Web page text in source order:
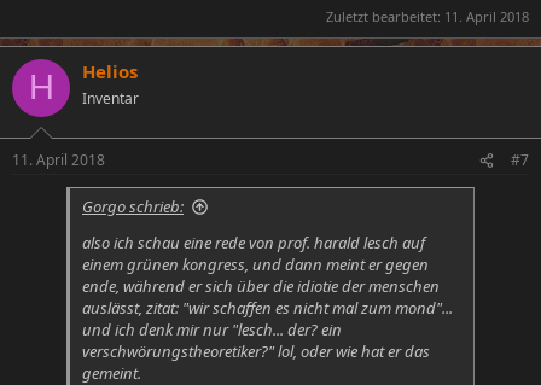
Zuletzt bearbeitet: 11. April 2018
H Helios
Inventar
11. April 2018 #7
Gorgo schrieb:
also ich schau eine rede von prof. harald lesch auf
einem grünen kongress, und dann meint er gegen
ende, während er sich über die idiotie der menschen
auslässt, zitat: "wir schaffen es nicht mal zum mond"...
und ich denk mir nur "lesch... der? ein
verschwörungstheoretiker?" lol, oder wie hat er das
gemeint.